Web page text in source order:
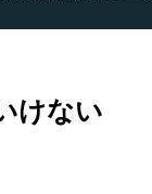
けない